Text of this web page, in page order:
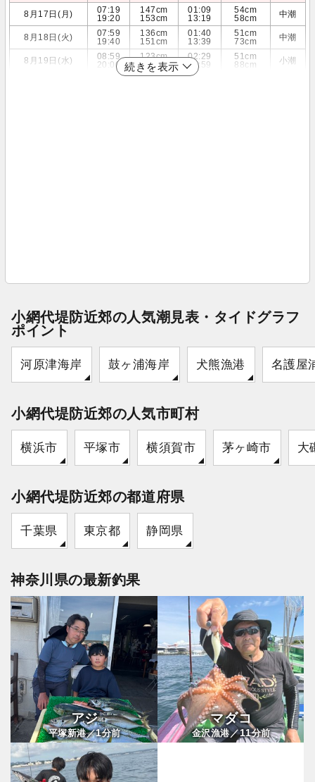
8月17日(月)
07:19
19:20
147cm
153cm
01:09
13:19
54cm
58cm
中潮
8月18日(火)
07:59
19:40
136cm
151cm
01:40
13:39
51cm
73cm
中潮
8月19日(水)
08:59
20:00
123cm
147cm
02:29
13:59
51cm
88cm
小潮
続きを表示
小網代堤防近郊の人気潮見表・タイドグラフ
ポイント
河原津海岸 鼓ヶ浦海岸 犬熊漁港 名護屋
小網代堤防近郊の人気市町村
横浜市 平塚市 横須賀市 茅ヶ崎市 大
小網代堤防近郊の都道府県
千葉県 東京都 静岡県
神奈川県の最新釣果
アジ
平塚新港／1分前
マダコ
金沢漁港／11分前